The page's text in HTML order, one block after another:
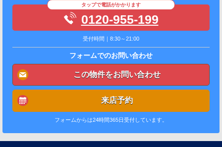
タップで電話がかかります
0120-955-199
受付時間｜8:30～21:00
フォームでのお問い合わせ
この物件をお問い合わせ
来店予約
フォームからは24時間365日受付しています。